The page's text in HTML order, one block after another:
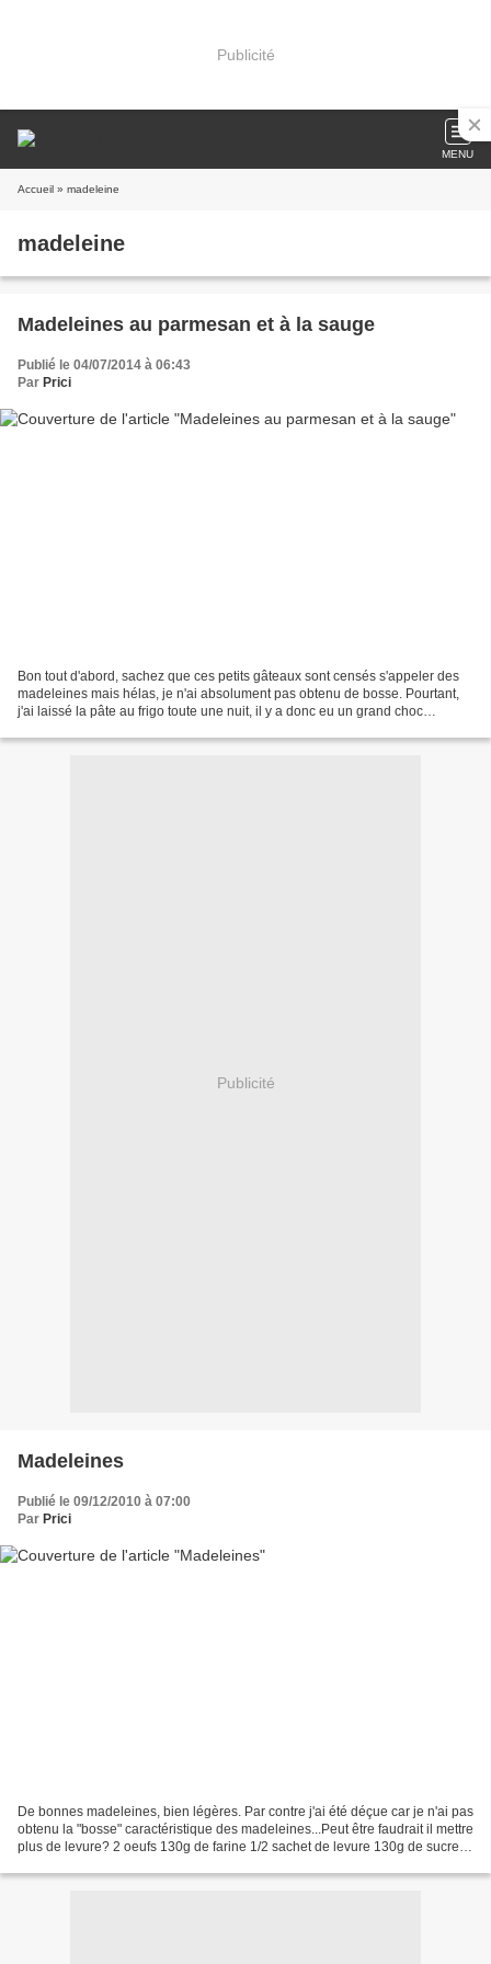
Publicité
MENU
Accueil » madeleine
madeleine
Madeleines au parmesan et à la sauge
Publié le 04/07/2014 à 06:43
Par Prici
Bon tout d'abord, sachez que ces petits gâteaux sont censés s'appeler des
madeleines mais hélas, je n'ai absolument pas obtenu de bosse. Pourtant,
j'ai laissé la pâte au frigo toute une nuit, il y a donc eu un grand choc
Publicité
Madeleines
Publié le 09/12/2010 à 07:00
Par Prici
De bonnes madeleines, bien légères. Par contre j'ai été déçue car je n'ai pas
obtenu la "bosse" caractéristique des madeleines...Peut être faudrait il mettre
plus de levure? 2 oeufs 130g de farine 1/2 sachet de levure 130g de sucre